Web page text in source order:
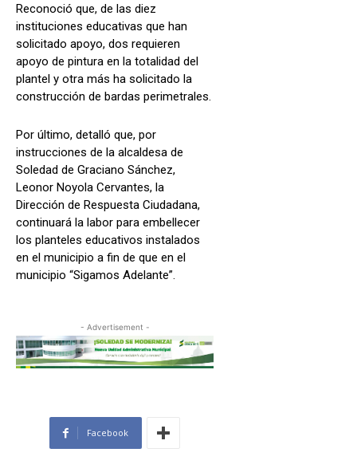
Reconoció que, de las diez
instituciones educativas que han
solicitado apoyo, dos requieren
apoyo de pintura en la totalidad del
plantel y otra más ha solicitado la
construcción de bardas perimetrales.
Por último, detalló que, por
instrucciones de la alcaldesa de
Soledad de Graciano Sánchez,
Leonor Noyola Cervantes, la
Dirección de Respuesta Ciudadana,
continuará la labor para embellecer
los planteles educativos instalados
en el municipio a fin de que en el
municipio “Sigamos Adelante”.
- Advertisement -
Facebook